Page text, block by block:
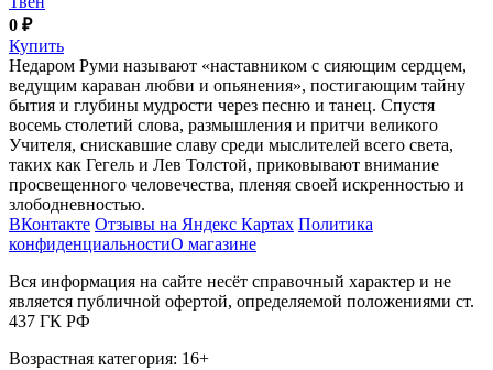
0 ₽
Купить
Недаром Руми называют «наставником с сияющим сердцем,
ведущим караван любви и опьянения», постигающим тайну
бытия и глубины мудрости через песню и танец. Спустя
восемь столетий слова, размышления и притчи великого
Учителя, снискавшие славу среди мыслителей всего света,
таких как Гегель и Лев Толстой, приковывают внимание
просвещенного человечества, пленяя своей искренностью и
злободневностью.
ВКонтакте Отзывы на Яндекс Картах Политика
конфиденциальностиО магазине
Вся информация на сайте несёт справочный характер и не
является публичной офертой, определяемой положениями ст.
437 ГК РФ
Возрастная категория: 16+